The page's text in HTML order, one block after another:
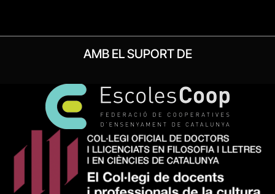
AMB EL SUPORT DE